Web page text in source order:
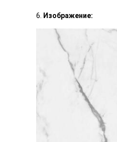
6. Изображение: